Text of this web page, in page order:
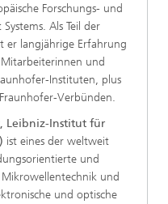
Forschungs- und
Als Teil der
er langjährige Erfahrung
und
Instituten, plus
Verbünden.
Leibniz-Institut für
ist eines der weltweit
und
und
und optische